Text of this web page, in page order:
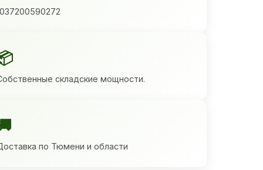
складские мощности.
по Тюмени и области